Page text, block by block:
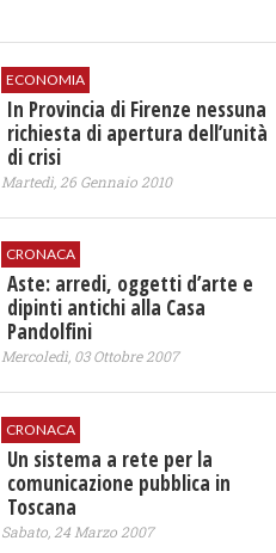
ECONOMIA
In Provincia di Firenze nessuna
richiesta di apertura dell’unità
di crisi
Martedì, 26 Gennaio 2010
CRONACA
Aste: arredi, oggetti d’arte e
dipinti antichi alla Casa
Pandolfini
Mercoledì, 03 Ottobre 2007
CRONACA
Un sistema a rete per la
comunicazione pubblica in
Toscana
Sabato, 24 Marzo 2007